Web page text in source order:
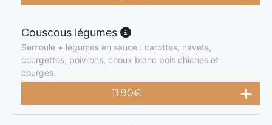
Couscous légumes
Semoule + légumes en sauce : carottes, navets,
courgettes, poivrons, choux blanc pois chiches et
courges.
11.90€